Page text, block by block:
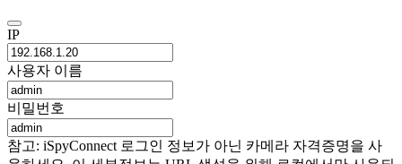
IP
사용자 이름
비밀번호
참고: iSpyConnect 로그인 정보가 아닌 카메라 자격증명을 사